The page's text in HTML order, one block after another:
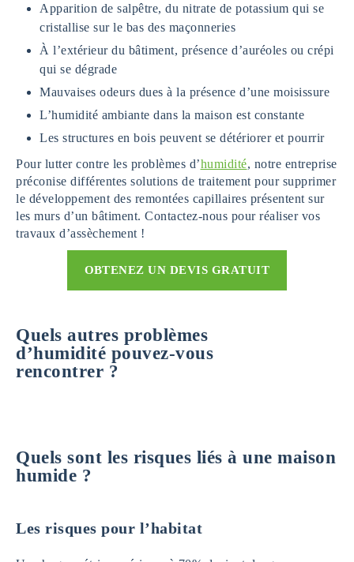
Apparition de salpêtre, du nitrate de potassium qui se
cristallise sur le bas des maçonneries
À l’extérieur du bâtiment, présence d’auréoles ou crépi
qui se dégrade
Mauvaises odeurs dues à la présence d’une moisissure
L’humidité ambiante dans la maison est constante
Les structures en bois peuvent se détériorer et pourrir
Pour lutter contre les problèmes d’humidité, notre entreprise
préconise différentes solutions de traitement pour supprimer
le développement des remontées capillaires présentent sur
les murs d’un bâtiment. Contactez-nous pour réaliser vos
travaux d’assèchement !
OBTENEZ UN DEVIS GRATUIT
Quels autres problèmes
d’humidité pouvez-vous
rencontrer ?
Quels sont les risques liés à une maison
humide ?
Les risques pour l’habitat